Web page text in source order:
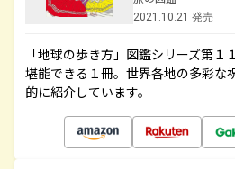
2021.10.21 発売
「地球の歩き方」図鑑シリーズ第
堪能できる１冊。世界各地の多彩な
的に紹介しています。